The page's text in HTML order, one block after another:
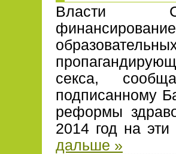
Власти
секса,
подписанному
реформы
2014 год на
дальше »